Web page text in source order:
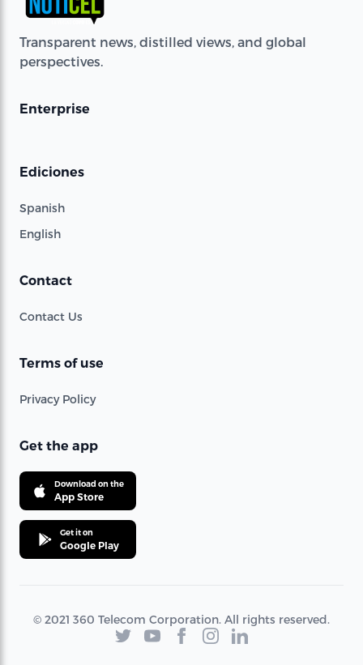
Transparent news, distilled views, and global
perspectives.
Enterprise
Ediciones
Spanish
English
Contact
Contact Us
Terms of use
Privacy Policy
Get the app
Download on the
App Store
Get it on
Google Play
© 2021 360 Telecom Corporation. All rights reserved.